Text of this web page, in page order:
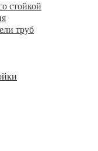
стойкой
труб